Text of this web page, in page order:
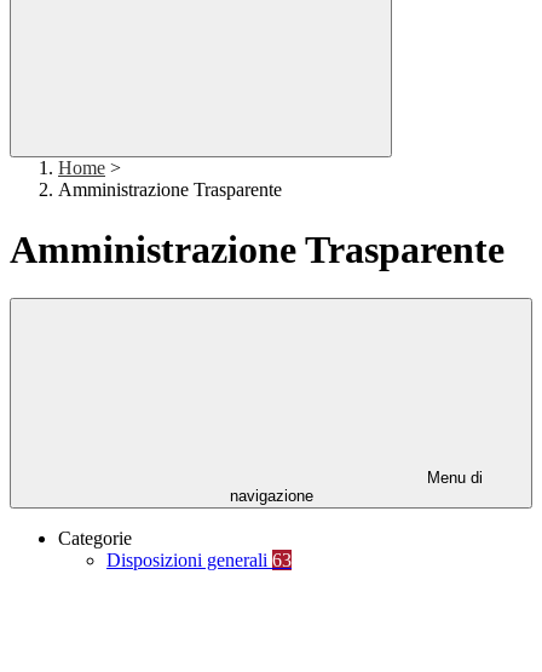
Home >
Amministrazione Trasparente
Amministrazione Trasparente
Menu di
navigazione
Categorie
Disposizioni generali 63